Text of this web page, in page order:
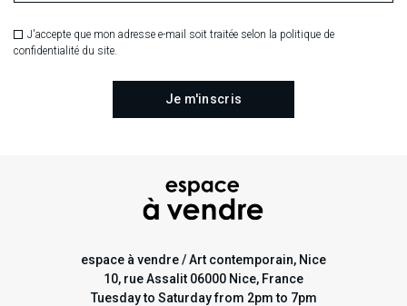
J'accepte que mon adresse e-mail soit traitée selon la politique de
confidentialité du site.
espace à vendre / Art contemporain, Nice
10, rue Assalit 06000 Nice, France
Tuesday to Saturday from 2pm to 7pm